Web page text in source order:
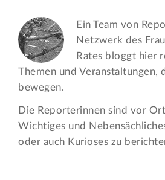
Ein Team von
Netzwerk des
Rates bloggt hier
Themen und Veran­staltungen,
bewegen.
Die Reporterinnen sind vor
Wichtiges und
oder auch Kurioses zu